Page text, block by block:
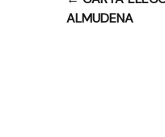
de
ALMUDENA